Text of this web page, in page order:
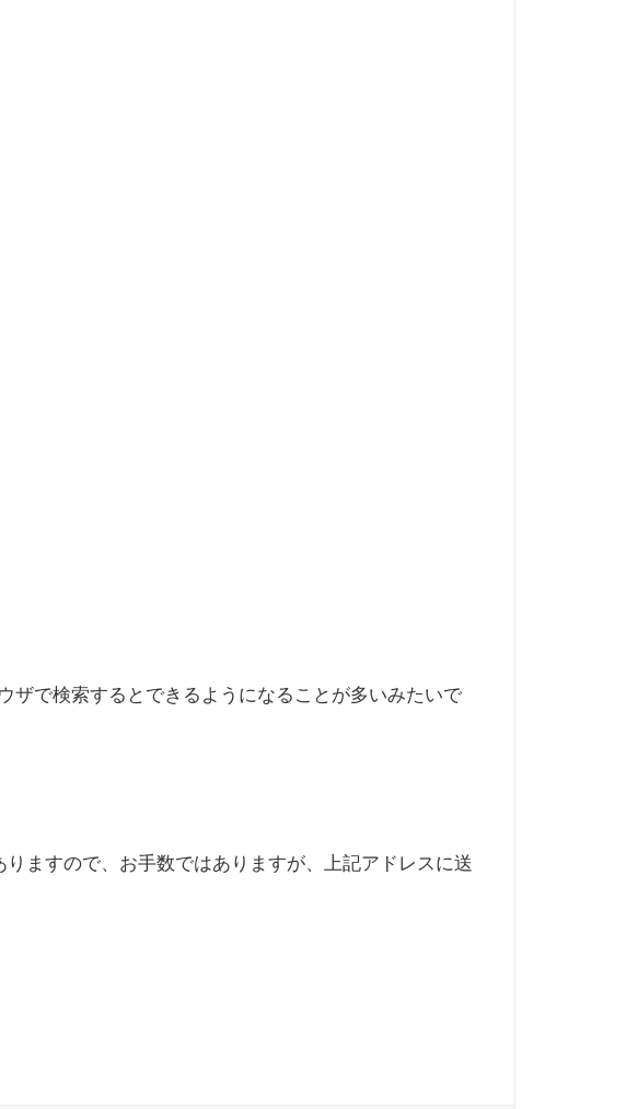
で検索するとできるようになることが多いみたいで
ますので、お手数ではありますが、上記アドレスに送